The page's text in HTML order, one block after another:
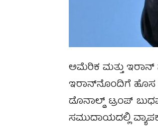
ಅಮೆರಿಕ ಮತ್ತು ಇರಾನ್
ಇರಾನ್‌ನೊಂದಿಗೆ ಹೊಸ
ಡೊನಾಲ್ಡ್ ಟ್ರಂಪ್
ಸಮುದಾಯದಲ್ಲಿ